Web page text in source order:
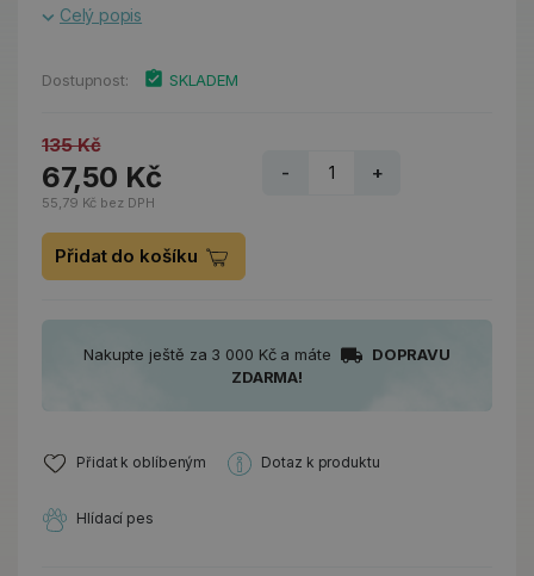
Celý popis
Dostupnost: SKLADEM
135 Kč
67,50 Kč
55,79 Kč bez DPH
- +
Přidat do košíku
Nakupte ještě za 3 000 Kč a máte
DOPRAVU
ZDARMA!
Přidat k oblíbeným Dotaz k produktu
Hlídací pes